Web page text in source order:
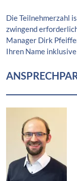
Die Teilnehmerzahl
zwingend
Manager Dirk
Ihren Name